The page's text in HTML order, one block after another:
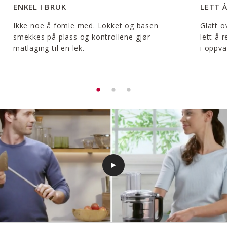
ENKEL I BRUK
Ikke noe å fomle med. Lokket og basen
smekkes på plass og kontrollene gjør
matlaging til en lek.
LETT
Glatt
lett å
i